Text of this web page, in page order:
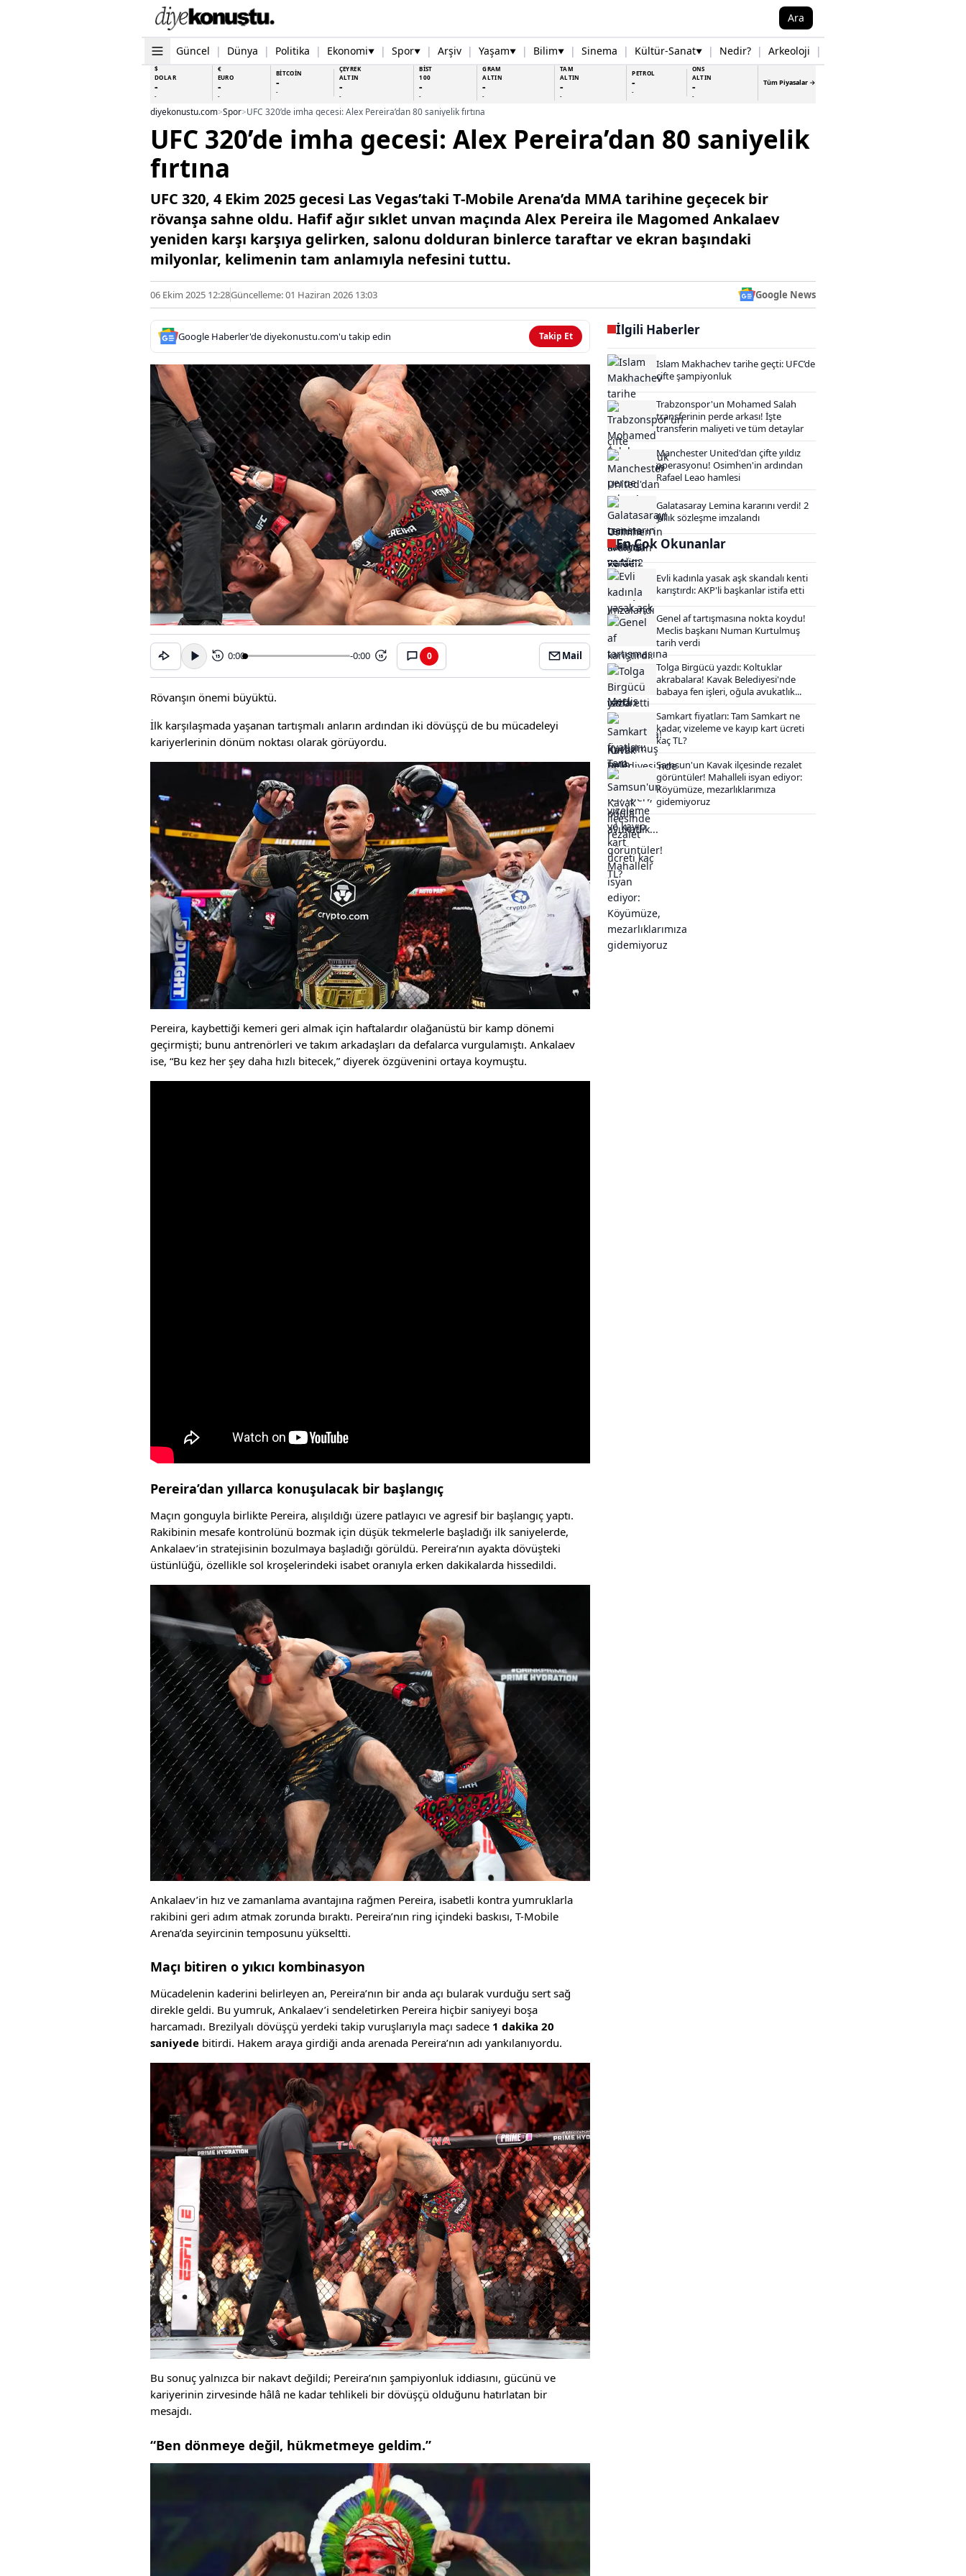
Ara
Güncel | Dünya | Politika | Ekonomi▼ | Spor▼ | Arşiv | Yaşam▼ | Bilim▼ | Sinema | Kültür-Sanat▼ | Nedir? | Arkeoloji |
$
DOLAR
-
-
€
EURO
-
-
BİTCOİN
-
-
ÇEYREK
ALTIN
-
-
BİST
100
-
-
GRAM
ALTIN
-
-
TAM
ALTIN
-
-
PETROL
-
-
ONS
ALTIN
-
-
Tüm Piyasalar →
diyekonustu.com>Spor>UFC 320’de imha gecesi: Alex Pereira’dan 80 saniyelik fırtına
UFC 320’de imha gecesi: Alex Pereira’dan 80 saniyelik
fırtına
UFC 320, 4 Ekim 2025 gecesi Las Vegas’taki T-Mobile Arena’da MMA tarihine geçecek bir
rövanşa sahne oldu. Hafif ağır sıklet unvan maçında Alex Pereira ile Magomed Ankalaev
yeniden karşı karşıya gelirken, salonu dolduran binlerce taraftar ve ekran başındaki
milyonlar, kelimenin tam anlamıyla nefesini tuttu.
06 Ekim 2025 12:28Güncelleme: 01 Haziran 2026 13:03 Google News
Google Haberler'de diyekonustu.com'u takip edin Takip Et
15 0:00 -0:00 15 0 Mail
Rövanşın önemi büyüktü.
İlk karşılaşmada yaşanan tartışmalı anların ardından iki dövüşçü de bu mücadeleyi
kariyerlerinin dönüm noktası olarak görüyordu.
Pereira, kaybettiği kemeri geri almak için haftalardır olağanüstü bir kamp dönemi
geçirmişti; bunu antrenörleri ve takım arkadaşları da defalarca vurgulamıştı. Ankalaev
ise, “Bu kez her şey daha hızlı bitecek,” diyerek özgüvenini ortaya koymuştu.
Pereira’dan yıllarca konuşulacak bir başlangıç
Maçın gonguyla birlikte Pereira, alışıldığı üzere patlayıcı ve agresif bir başlangıç yaptı.
Rakibinin mesafe kontrolünü bozmak için düşük tekmelerle başladığı ilk saniyelerde,
Ankalaev’in stratejisinin bozulmaya başladığı görüldü. Pereira’nın ayakta dövüşteki
üstünlüğü, özellikle sol kroşelerindeki isabet oranıyla erken dakikalarda hissedildi.
Ankalaev’in hız ve zamanlama avantajına rağmen Pereira, isabetli kontra yumruklarla
rakibini geri adım atmak zorunda bıraktı. Pereira’nın ring içindeki baskısı, T-Mobile
Arena’da seyircinin temposunu yükseltti.
Maçı bitiren o yıkıcı kombinasyon
Mücadelenin kaderini belirleyen an, Pereira’nın bir anda açı bularak vurduğu sert sağ
direkle geldi. Bu yumruk, Ankalaev’i sendeletirken Pereira hiçbir saniyeyi boşa
harcamadı. Brezilyalı dövüşçü yerdeki takip vuruşlarıyla maçı sadece 1 dakika 20
saniyede bitirdi. Hakem araya girdiği anda arenada Pereira’nın adı yankılanıyordu.
Bu sonuç yalnızca bir nakavt değildi; Pereira’nın şampiyonluk iddiasını, gücünü ve
kariyerinin zirvesinde hâlâ ne kadar tehlikeli bir dövüşçü olduğunu hatırlatan bir
mesajdı.
“Ben dönmeye değil, hükmetmeye geldim.”
İlgili Haberler
Islam Makhachev tarihe geçti: UFC’de
çifte şampiyonluk
Trabzonspor'un Mohamed Salah
transferinin perde arkası! İşte
transferin maliyeti ve tüm detaylar
Manchester United'dan çifte yıldız
operasyonu! Osimhen'in ardından
Rafael Leao hamlesi
Galatasaray Lemina kararını verdi! 2
yıllık sözleşme imzalandı
En Çok Okunanlar
Evli kadınla yasak aşk skandalı kenti
karıştırdı: AKP'li başkanlar istifa etti
Genel af tartışmasına nokta koydu!
Meclis başkanı Numan Kurtulmuş
tarih verdi
Tolga Birgücü yazdı: Koltuklar
akrabalara! Kavak Belediyesi'nde
babaya fen işleri, oğula avukatlık...
Samkart fiyatları: Tam Samkart ne
kadar, vizeleme ve kayıp kart ücreti
kaç TL?
Samsun'un Kavak ilçesinde rezalet
görüntüler! Mahalleli isyan ediyor:
Köyümüze, mezarlıklarımıza
gidemiyoruz